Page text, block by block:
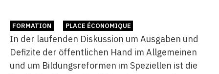
FORMATION PLACE ÉCONOMIQUE
In der laufenden Diskussion um Ausgaben und
Defizite der öffentlichen Hand im Allgemeinen
und um Bildungsreformen im Speziellen ist die